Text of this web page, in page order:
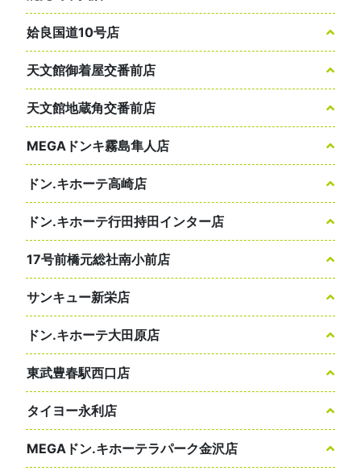
姶良国道10号店
天文館御着屋交番前店
天文館地蔵角交番前店
MEGAドンキ霧島隼人店
ドン.キホーテ高崎店
ドン.キホーテ行田持田インター店
17号前橋元総社南小前店
サンキュー新栄店
ドン.キホーテ大田原店
東武豊春駅西口店
タイヨー永利店
MEGAドン.キホーテラパーク金沢店